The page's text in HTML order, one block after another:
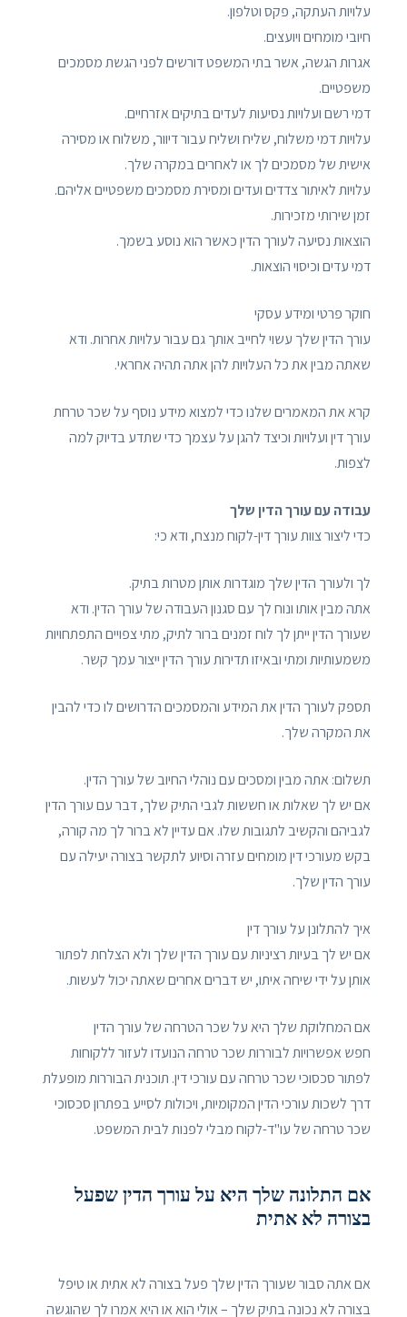
עלויות העתקה, פקס וטלפון.
חיובי מומחים ויועצים.
אגרות הגשה, אשר בתי המשפט דורשים לפני הגשת מסמכים
משפטיים.
דמי רשם ועלויות נסיעות לעדים בתיקים אזרחיים.
עלויות דמי משלוח, שליח ושליח עבור דיוור, משלוח או מסירה
אישית של מסמכים לך או לאחרים במקרה שלך.
עלויות לאיתור צדדים ועדים ומסירת מסמכים משפטיים אליהם.
זמן שירותי מזכירות.
הוצאות נסיעה לעורך הדין כאשר הוא נוסע בשמך.
דמי עדים וכיסוי הוצאות.
חוקר פרטי ומידע עסקי
עורך הדין שלך עשוי לחייב אותך גם עבור עלויות אחרות. ודא
שאתה מבין את כל העלויות להן אתה תהיה אחראי.
קרא את המאמרים שלנו כדי למצוא מידע נוסף על שכר טרחת
עורך דין ועלויות וכיצד להגן על עצמך כדי שתדע בדיוק למה
לצפות.
עבודה עם עורך הדין שלך
כדי ליצור צוות עורך דין-לקוח מנצח, ודא כי:
לך ולעורך הדין שלך מוגדרות אותן מטרות בתיק.
אתה מבין אותו ונוח לך עם סגנון העבודה של עורך הדין. ודא
שעורך הדין ייתן לך לוח זמנים ברור לתיק, מתי צפויים התפתחויות
משמעותיות ומתי ובאיזו תדירות עורך הדין ייצור עמך קשר.
תספק לעורך הדין את המידע והמסמכים הדרושים לו כדי להבין
את המקרה שלך.
תשלום: אתה מבין ומסכים עם נוהלי החיוב של עורך הדין.
אם יש לך שאלות או חששות לגבי התיק שלך, דבר עם עורך הדין
לגביהם והקשיב לתגובות שלו. אם עדיין לא ברור לך מה קורה,
בקש מעורכי דין מומחים עזרה וסיוע לתקשר בצורה יעילה עם
עורך הדין שלך.
איך להתלונן על עורך דין
אם יש לך בעיות רציניות עם עורך הדין שלך ולא הצלחת לפתור
אותן על ידי שיחה איתו, יש דברים אחרים שאתה יכול לעשות.
אם המחלוקת שלך היא על שכר הטרחה של עורך הדין
חפש אפשרויות לבוררות שכר טרחה הנועדו לעזור ללקוחות
לפתור סכסוכי שכר טרחה עם עורכי דין. תוכנית הבוררות מופעלת
דרך לשכות עורכי הדין המקומיות, ויכולות לסייע בפתרון סכסוכי
שכר טרחה של עו"ד-לקוח מבלי לפנות לבית המשפט.
אם התלונה שלך היא על עורך הדין שפעל
בצורה לא אתית
אם אתה סבור שעורך הדין שלך פעל בצורה לא אתית או טיפל
בצורה לא נכונה בתיק שלך – אולי הוא או היא אמרו לך שהוגשה